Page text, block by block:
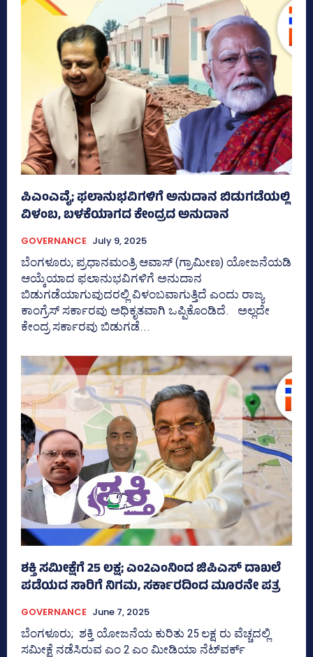
ಪಿಎಂಎವೈ; ಫಲಾನುಭವಿಗಳಿಗೆ ಅನುದಾನ ಬಿಡುಗಡೆಯಲ್ಲಿ
ವಿಳಂಬ, ಬಳಕೆಯಾಗದ ಕೇಂದ್ರದ ಅನುದಾನ
GOVERNANCE July 9, 2025
ಬೆಂಗಳೂರು; ಪ್ರಧಾನಮಂತ್ರಿ ಆವಾಸ್‌ (ಗ್ರಾಮೀಣ) ಯೋಜನೆಯಡಿ
ಆಯ್ಕೆಯಾದ ಫಲಾನುಭವಿಗಳಿಗೆ ಅನುದಾನ
ಬಿಡುಗಡೆಯಾಗುವುದರಲ್ಲಿ ವಿಳಂಬವಾಗುತ್ತಿದೆ ಎಂದು ರಾಜ್ಯ
ಕಾಂಗ್ರೆಸ್‌ ಸರ್ಕಾರವು ಅಧಿಕೃತವಾಗಿ ಒಪ್ಪಿಕೊಂಡಿದೆ. ಅಲ್ಲದೇ
ಕೇಂದ್ರ ಸರ್ಕಾರವು ಬಿಡುಗಡೆ...
ಶಕ್ತಿ ಸಮೀಕ್ಷೆಗೆ 25 ಲಕ್ಷ; ಎಂ2ಎಂನಿಂದ ಜಿಪಿಎಸ್‌ ದಾಖಲೆ
ಪಡೆಯದ ಸಾರಿಗೆ ನಿಗಮ, ಸರ್ಕಾರದಿಂದ ಮೂರನೇ ಪತ್ರ
GOVERNANCE June 7, 2025
ಬೆಂಗಳೂರು; ಶಕ್ತಿ ಯೋಜನೆಯ ಕುರಿತು 25 ಲಕ್ಷ ರು ವೆಚ್ಚದಲ್ಲಿ
ಸಮೀಕ್ಷೆ ನಡೆಸಿರುವ ಎಂ 2 ಎಂ ಮೀಡಿಯಾ ನೆಟ್‌ವರ್ಕ್‌